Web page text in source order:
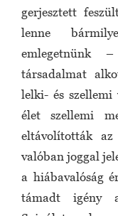
gerjesztett
lenne
emlegetnünk
társadalmat
lelki- és
élet szellemi
eltávolították
valóban joggal
a hiábavalóság
támadt igény